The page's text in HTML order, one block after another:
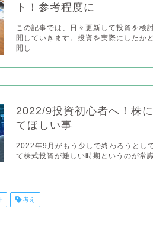
ト！参考程度に
この記事では、日々更新して投資を検
開していきます。投資を実際にしたか
開し...
2022/9投資初心者へ！株
てほしい事
2022年9月がもう少しで終わろうとし
て株式投資が難しい時期というのが常
考え